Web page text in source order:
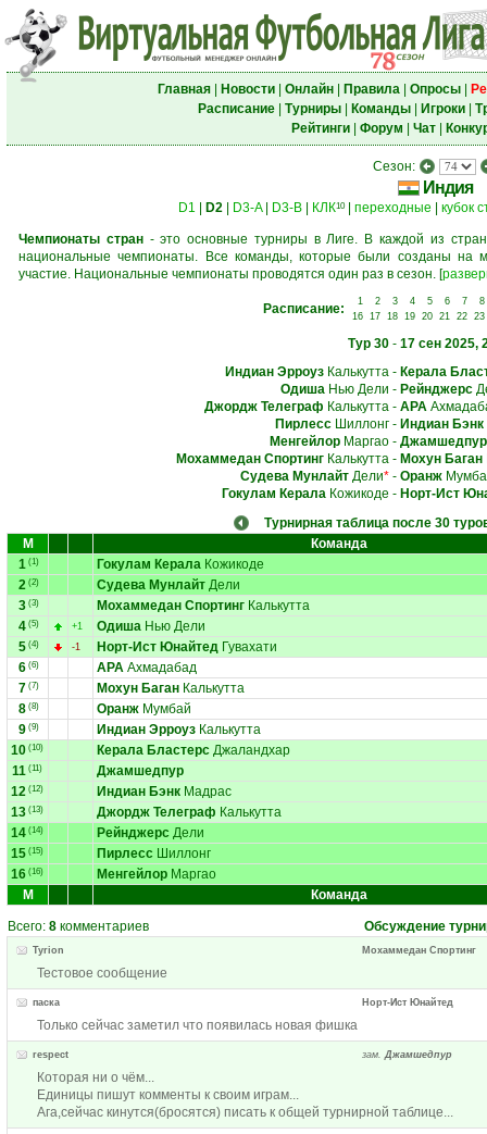
Главная| Новости| Онлайн| Правила| Опросы|
Расписание| Турниры| Команды| Игроки|
Рейтинги| Форум Чат|
Сезон:
Индия
D1 D2 D3-A| D3-B КЛК10| переходные кубок
Чемпионаты стран- это основные турниры в Лиге. В каждой из
национальные чемпионаты. Все команды, которые были созданы на
участие. Национальные чемпионаты проводятся один раз в сезон. [
Расписание: 1 2 3 4 5 6 7
8
16
17 18 19 20 21 22 23
Тур 30- 17 сен 2025,
Индиан ЭрроузКалькутта- Керала
ОдишаНью Дели - Рейнджерс
Джордж Телеграф Калькутта- АРА
ПирлессШиллонг- Индиан Бэнк
МенгейлорМаргао- Джамшедпур
Мохаммедан СпортингКалькутта- Мохун Баган
Судева МунлайтДели*- Оранж
Гокулам КералаКожикоде - Норт-Ист
Турнирная таблица после 30
М
Команда
1 (1) Гокулам Керала Кожикоде
2 (2) Судева Мунлайт Дели
3 (3) Мохаммедан Спортинг Калькутта
4 (5) +1 Одиша Нью Дели
5 (4) -1 Норт-Ист Юнайтед Гувахати
6 (6) АРА Ахмадабад
7 (7) Мохун Баган Калькутта
8 (8) Оранж Мумбай
9 (9) Индиан Эрроуз Калькутта
10 (10) Керала Бластерс Джаландхар
11 (11)
Джамшедпур
12 (12) Индиан Бэнк Мадрас
13 (13) Джордж Телеграф Калькутта
14 (14) Рейнджерс Дели
15 (15) Пирлесс Шиллонг
16 (16) Менгейлор Маргао
М
Команда
Всего: 8 комментариев Обсуждение
Tyrion Мохаммедан Спортинг
Тестовое сообщение
паска Норт-Ист Юнайтед
Только сейчас заметил что появилась новая фишка
respect зам.Джамшедпур
Которая ни о чём...
Единицы пишут комменты к своим играм...
Ага,сейчас кинутся(бросятся) писать к общей турнирной таблице...